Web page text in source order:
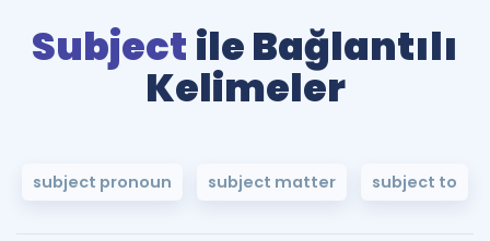
Subject ile Bağlantılı
Kelimeler
subject pronoun subject matter subject to